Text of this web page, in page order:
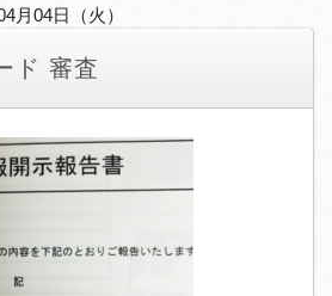
月04日（火）
ド 審査